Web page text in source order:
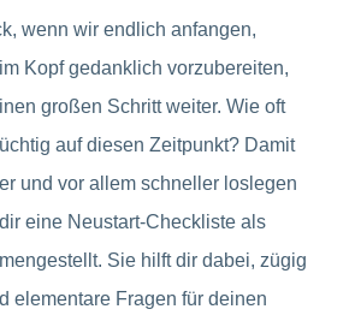
wenn wir endlich anfangen,
Kopf gedanklich vorzubereiten,
großen Schritt weiter. Wie oft
auf diesen Zeitpunkt? Damit
und vor allem schneller loslegen
eine Neustart-Checkliste als
Sie hilft dir dabei, zügig
elementare Fragen für deinen